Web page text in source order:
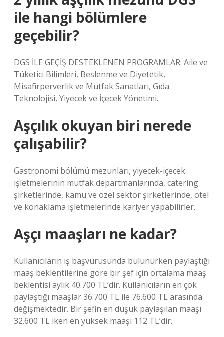
ile hangi bölümlere
geçebilir?
DGS İLE GEÇİŞ DESTEKLENEN PROGRAMLAR: Aile ve
Tüketici Bilimleri, Beslenme ve Diyetetik,
Misafirperverlik ve Mutfak Sanatları, Gıda
Teknolojisi, Yiyecek ve İçecek Yönetimi.
Aşçılık okuyan biri nerede
çalışabilir?
Gastronomi bölümü mezunları, yiyecek-içecek
işletmelerinin mutfak departmanlarında, catering
şirketlerinde, kamu ve özel sektör şirketlerinde, otel
ve konaklama işletmelerinde kariyer yapabilirler.
Aşçı maaşları ne kadar?
Kullanıcıların iş başvurusunda bulunurken paylaştığı
maaş beklentilerine göre bir şef için ortalama maaş
beklentisi aylık 40.700 TL’dir. Kullanıcıların en çok
paylaştığı maaşlar 36.700 TL ile 76.600 TL arasında
değişmektedir. Bir şefin en düşük paylaşılan maaşı
32.600 TL iken en yüksek maaşı 112 TL’dir.